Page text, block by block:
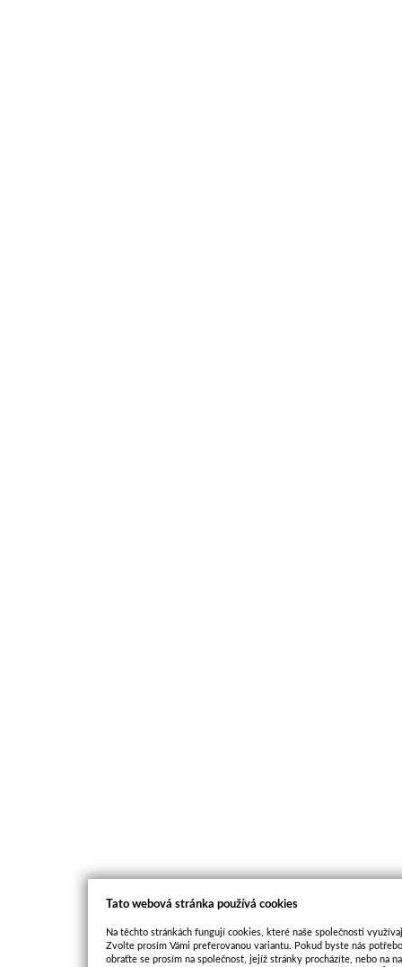
Tato webová stránka používá cookies
Na těchto stránkách fungují cookies, které naše společnosti
Zvolte prosím Vámi preferovanou variantu. Pokud byste nás
obraťte se prosím na společnost, jejíž stránky procházíte, nebo na